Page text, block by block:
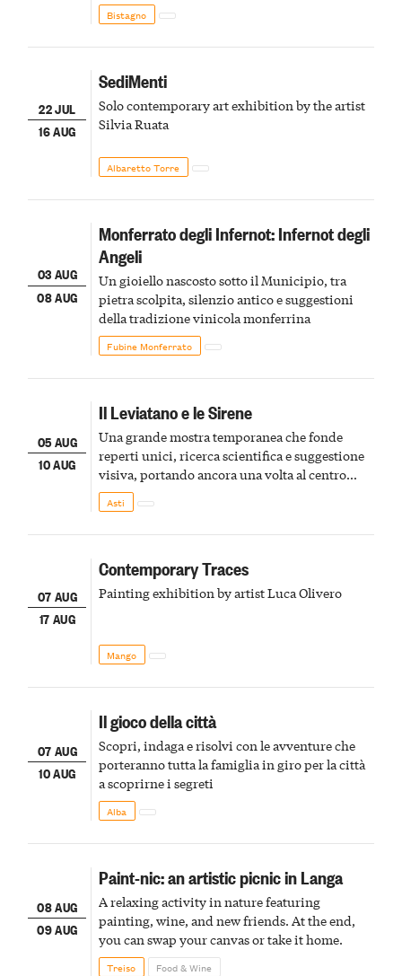
Bistagno
22 JUL
16 AUG
SediMenti
Solo contemporary art exhibition by the artist
Silvia Ruata
Albaretto Torre
03 AUG
08 AUG
Monferrato degli Infernot: Infernot degli
Angeli
Un gioiello nascosto sotto il Municipio, tra
pietra scolpita, silenzio antico e suggestioni
della tradizione vinicola monferrina
Fubine Monferrato
05 AUG
10 AUG
Il Leviatano e le Sirene
Una grande mostra temporanea che fonde
reperti unici, ricerca scientifica e suggestione
visiva, portando ancora una volta al centro
della scena le meraviglie del passato astigiano
Asti
07 AUG
17 AUG
Contemporary Traces
Painting exhibition by artist Luca Olivero
Mango
07 AUG
10 AUG
Il gioco della città
Scopri, indaga e risolvi con le avventure che
porteranno tutta la famiglia in giro per la città
a scoprirne i segreti
Alba
08 AUG
09 AUG
Paint-nic: an artistic picnic in Langa
A relaxing activity in nature featuring
painting, wine, and new friends. At the end,
you can swap your canvas or take it home.
Treiso Food & Wine